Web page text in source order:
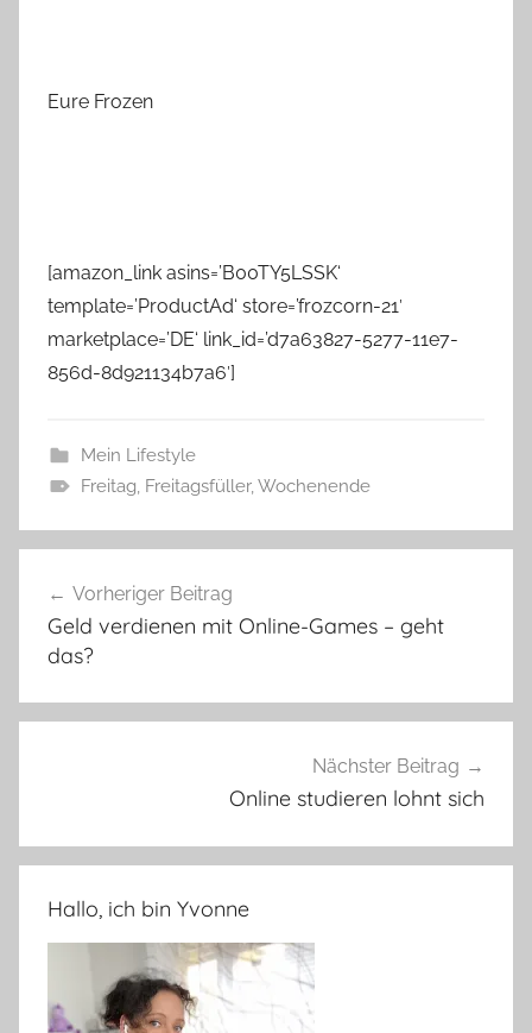
Eure Frozen
[amazon_link asins=’B00TY5LSSK‘
template=’ProductAd‘ store=’frozcorn-21′
marketplace=’DE‘ link_id=’d7a63827-5277-11e7-
856d-8d921134b7a6′]
Mein Lifestyle
Freitag, Freitagsfüller,Wochenende
Vorheriger Beitrag
Geld verdienen mit Online-Games – geht
das?
Nächster Beitrag
Online studieren lohnt sich
Hallo, ich bin Yvonne